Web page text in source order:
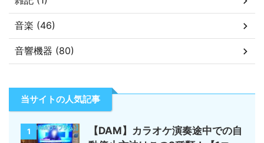
音楽 (46)
音響機器 (80)
当サイトの人気記事
1
【DAM】カラオケ演奏途中での自